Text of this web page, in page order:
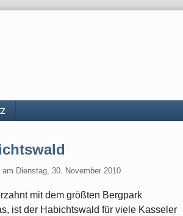
am Dienstag, 30. November 2010
mit dem größten Bergpark
ist der Habichtswald für viele Kasseler